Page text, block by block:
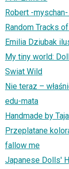
Robert -
Random Tracks
Emilia Dziubak
My tiny world:
Swiat Wild
Nie teraz –
edu-mata
Handmade by Taja
Przeplatane
fallow me
Japanese Dolls'